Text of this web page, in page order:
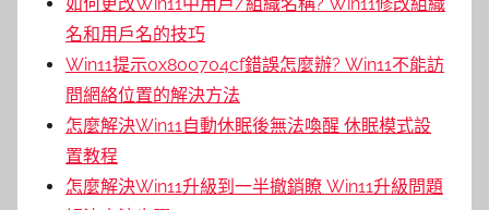
名和用戶名的技巧
Win11提示0x800704cf錯誤怎麼辦? Win11不能訪
問網絡位置的解決方法
怎麼解決Win11自動休眠後無法喚醒 休眠模式設
置教程
怎麼解決Win11升級到一半撤銷瞭 Win11升級問題